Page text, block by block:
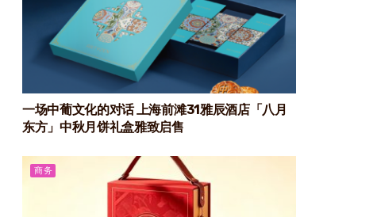
一场中葡文化的对话 上海前滩31雅辰酒店「八月
东方」中秋月饼礼盒雅致启售
商务